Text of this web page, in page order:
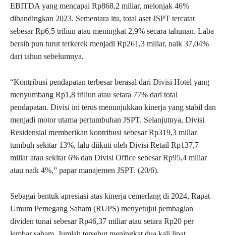
EBITDA yang mencapai Rp868,2 miliar, melonjak 46%
dibandingkan 2023. Sementara itu, total aset JSPT tercatat
sebesar Rp6,5 triliun atau meningkat 2,9% secara tahunan. Laba
bersih pun turut terkerek menjadi Rp261,3 miliar, naik 37,04%
dari tahun sebelumnya.
“Kontribusi pendapatan terbesar berasal dari Divisi Hotel yang
menyumbang Rp1,8 triliun atau setara 77% dari total
pendapatan. Divisi ini terus menunjukkan kinerja yang stabil dan
menjadi motor utama pertumbuhan JSPT. Selanjutnya, Divisi
Residensial memberikan kontribusi sebesar Rp319,3 miliar
tumbuh sekitar 13%, lalu diikuti oleh Divisi Retail Rp137,7
miliar atau sekitar 6% dan Divisi Office sebesar Rp95,4 miliar
atau naik 4%,” papar manajemen JSPT. (20/6).
Sebagai bentuk apresiasi atas kinerja cemerlang di 2024, Rapat
Umum Pemegang Saham (RUPS) menyetujui pembagian
dividen tunai sebesar Rp46,37 miliar atau setara Rp20 per